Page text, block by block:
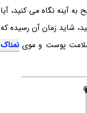
آینه نگاه می کنید، آیا
شاید زمان آن رسیده که
سلامت پوست و موی نمناک